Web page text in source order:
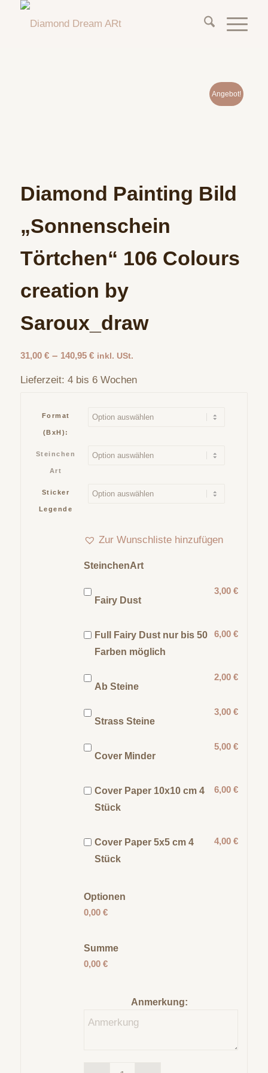
Angebot!
Diamond Painting Bild
„Sonnenschein
Törtchen“ 106 Colours
creation by
Saroux_draw
31,00 €– 140,95 € inkl. USt.
Lieferzeit: 4 bis 6 Wochen
Format
(BxH):
Steinchen
Art
Sticker
Legende
Zur Wunschliste hinzufügen
SteinchenArt
Fairy Dust
3,00 €
Full Fairy Dust nur bis 50
Farben möglich
6,00 €
Ab Steine
2,00 €
Strass Steine
3,00 €
Cover Minder
5,00 €
Cover Paper 10x10 cm 4
Stück
6,00 €
Cover Paper 5x5 cm 4
Stück
4,00 €
Optionen
0,00 €
Summe
0,00 €
Anmerkung: